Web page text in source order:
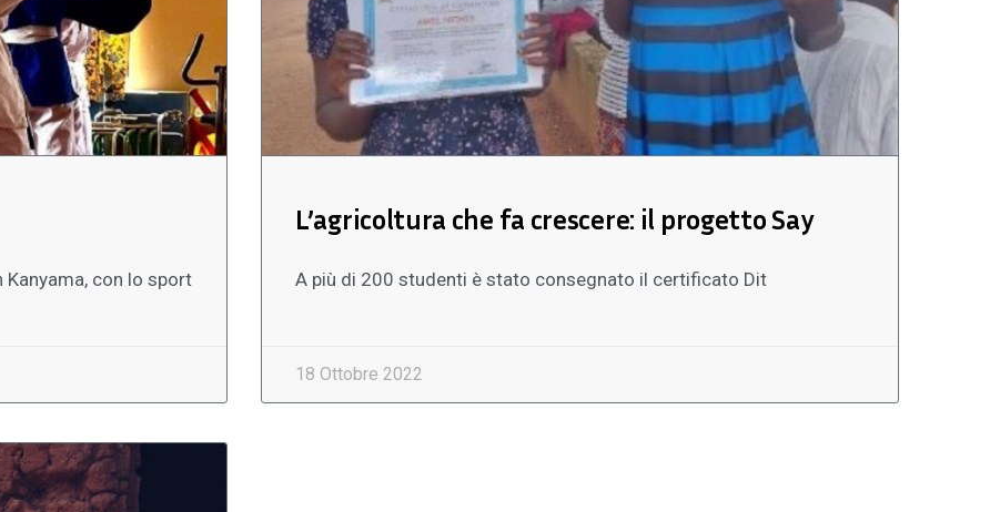
Kanyama, con lo sport
L’agricoltura che fa crescere: il progetto Say
A più di 200 studenti è stato consegnato il certificato Dit
18 Ottobre 2022